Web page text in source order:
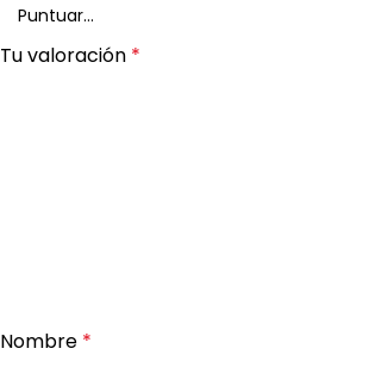
Tu valoración *
Nombre *